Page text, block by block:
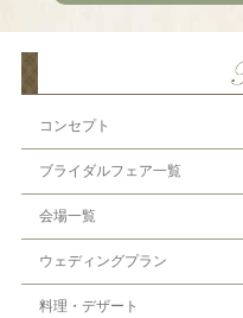
コンセプト
ブライダルフェア一覧
会場一覧
ウェディングプラン
料理・デザート